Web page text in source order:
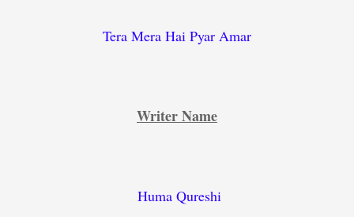
Tera Mera Hai Pyar Amar
Writer Name
Huma Qureshi